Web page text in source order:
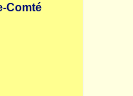
Comté